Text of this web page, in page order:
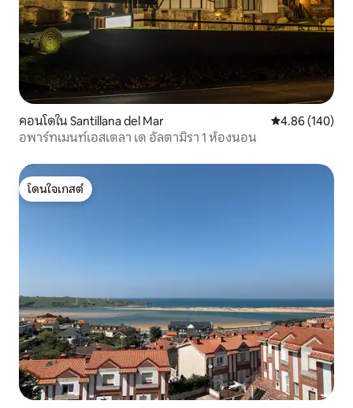
คอนโดใน Santillana del Mar คะแนนเฉลี่ย
4.86 (140)
อพาร์ทเมนท์เอสเตลา เด อัลตามิรา 1 ห้องนอน
โดนใจเกสต์
โดนใจเกสต์